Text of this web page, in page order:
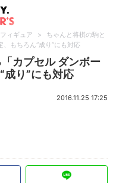
フィギュア >
ちゃんと将棋の駒と
もちろん“成り”にも対応
カプセル ダンボー
成り”にも対応
2016.11.25 17:25